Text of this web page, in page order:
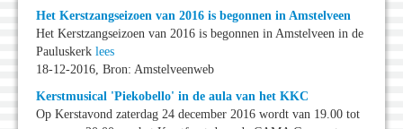
Het Kerstzangseizoen van 2016 is begonnen in Amstelveen
Het Kerstzangseizoen van 2016 is begonnen in Amstelveen in de
Pauluskerk lees
18-12-2016, Bron: Amstelveenweb
Kerstmusical 'Piekobello' in de aula van het KKC
Op Kerstavond zaterdag 24 december 2016 wordt van 19.00 tot